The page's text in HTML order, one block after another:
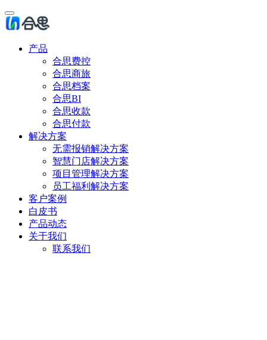
产品
合思费控
合思商旅
合思档案
合思BI
合思收款
合思付款
解决方案
无需报销解决方案
智慧门店解决方案
项目管理解决方案
员工福利解决方案
客户案例
白皮书
产品动态
关于我们
联系我们